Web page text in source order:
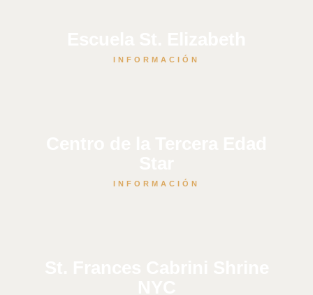
INFORMACIÓN
INFORMACIÓN